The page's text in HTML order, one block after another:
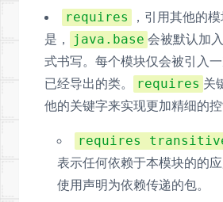
requires
，引用其他的
是，
java.base 会被默认加
式书写。每个模块仅会被引入
已经导出的类。
requires 关
他的关键字来实现更加精细的控
requires
表示任何依赖于本模块的的
使用声明为依赖传递的包。